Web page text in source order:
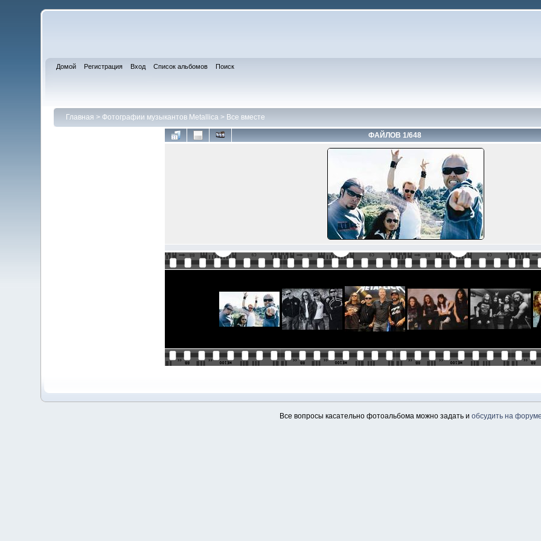
Домой Регистрация Вход Список альбомов Поиск
Главная > Фотографии музыкантов Metallica> Все вместе
ФАЙЛОВ 1/648
Все вопросы касательно фотоальбома можно задать и обсудить на